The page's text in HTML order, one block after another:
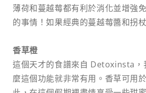
薄荷和蔓越莓都有利於消化並增
的事情！如果經典的蔓越莓醬和拐
香草橙
這個天才的食譜來自 Detoxinsta，
麼這個功能就非常有用。香草可用